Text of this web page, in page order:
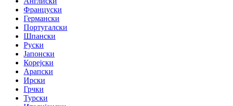
Француски
Германски
Португалски
Шпански
Руски
Јапонски
Корејски
Арапски
Ирски
Грчки
Турски